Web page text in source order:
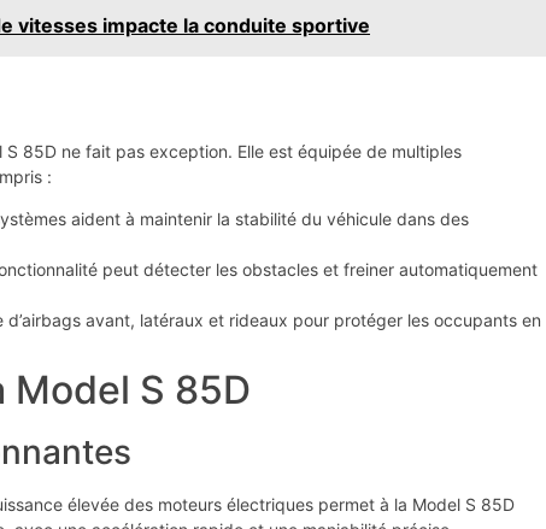
vitesses impacte la conduite sportive
85D ne fait pas exception. Elle est équipée de multiples
:
aident à maintenir la stabilité du véhicule dans des
peut détecter les obstacles et freiner automatiquement
d’airbags avant, latéraux et rideaux pour protéger les occupants en
Model S 85D
élevée des moteurs électriques permet à la Model S 85D